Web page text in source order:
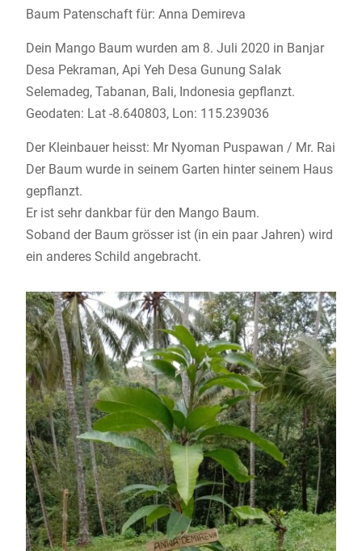
Baum Patenschaft für: Anna Demireva
Dein Mango Baum wurden am 8. Juli 2020 in Banjar
Desa Pekraman, Api Yeh Desa Gunung Salak
Selemadeg, Tabanan, Bali, Indonesia gepflanzt.
Geodaten: Lat -8.640803, Lon: 115.239036
Der Kleinbauer heisst: Mr Nyoman Puspawan / Mr. Rai
Der Baum wurde in seinem Garten hinter seinem Haus
gepflanzt.
Er ist sehr dankbar für den Mango Baum.
Soband der Baum grösser ist (in ein paar Jahren) wird
ein anderes Schild angebracht.